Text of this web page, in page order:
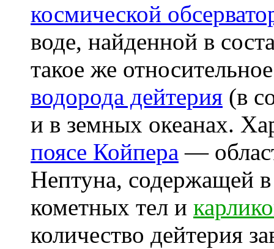
космической
воде, найденной в
такое же
водорода дейтерия (в
и в земных океанах.
поясе Койпера —
Нептуна, содержащей
кометных тел и
количество дейтерия